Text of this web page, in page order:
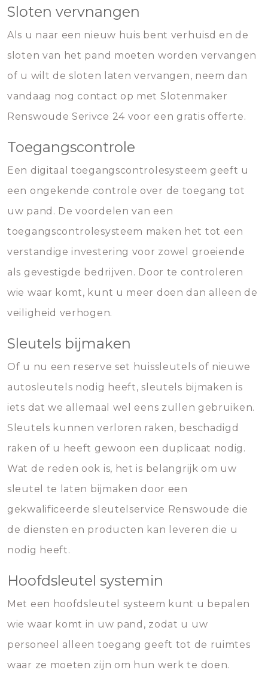
Sloten vervnangen
Als u naar een nieuw huis bent verhuisd en de
sloten van het pand moeten worden vervangen
of u wilt de sloten laten vervangen, neem dan
vandaag nog contact op met Slotenmaker
Renswoude Serivce 24 voor een gratis offerte.
Toegangscontrole
Een digitaal toegangscontrolesysteem geeft u
een ongekende controle over de toegang tot
uw pand. De voordelen van een
toegangscontrolesysteem maken het tot een
verstandige investering voor zowel groeiende
als gevestigde bedrijven. Door te controleren
wie waar komt, kunt u meer doen dan alleen de
veiligheid verhogen.
Sleutels bijmaken
Of u nu een reserve set huissleutels of nieuwe
autosleutels nodig heeft, sleutels bijmaken is
iets dat we allemaal wel eens zullen gebruiken.
Sleutels kunnen verloren raken, beschadigd
raken of u heeft gewoon een duplicaat nodig.
Wat de reden ook is, het is belangrijk om uw
sleutel te laten bijmaken door een
gekwalificeerde sleutelservice Renswoude die
de diensten en producten kan leveren die u
nodig heeft.
Hoofdsleutel systemin
Met een hoofdsleutel systeem kunt u bepalen
wie waar komt in uw pand, zodat u uw
personeel alleen toegang geeft tot de ruimtes
waar ze moeten zijn om hun werk te doen.